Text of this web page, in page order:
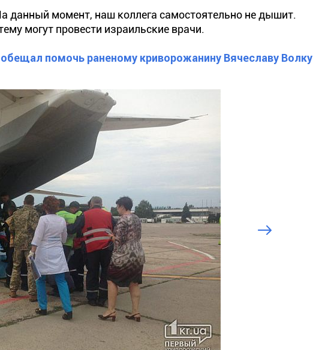
данный момент, наш коллега самостоятельно не дышит.
могут провести израильские врачи.
помочь раненому криворожанину Вячеславу Волку